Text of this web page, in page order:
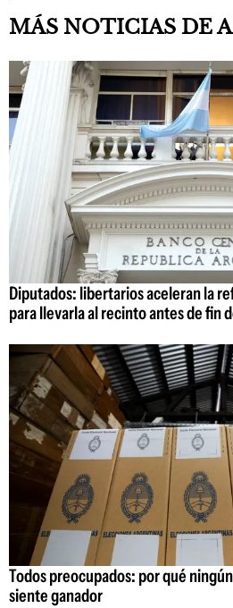
MÁS NOTICIAS DE
Diputados: libertarios aceleran la
para llevarla al recinto antes de fin
Todos preocupados: por qué
siente ganador